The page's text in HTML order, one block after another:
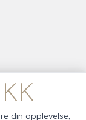
din opplevelse,